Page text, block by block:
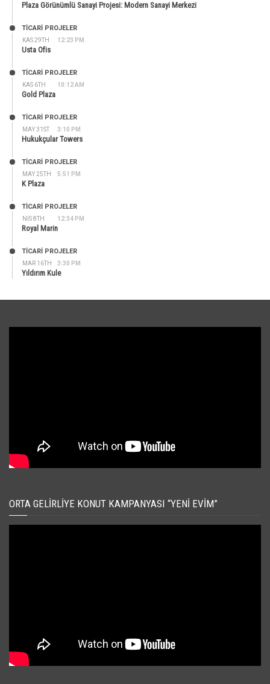
Plaza Görünümlü Sanayi Projesi: Modern Sanayi Merkezi
KAS 29TH 12:23 PM
TİCARİ PROJELER
Usta Ofis
KAS 6TH 10:12 AM
TİCARİ PROJELER
Gold Plaza
MAY 31ST 3:10 PM
TİCARİ PROJELER
Hukukçular Towers
MAY 25TH 5:51 PM
TİCARİ PROJELER
K Plaza
NIS 8TH 12:34 PM
TİCARİ PROJELER
Royal Marin
MAR 16TH 3:30 PM
TİCARİ PROJELER
Yıldırım Kule
ORTA GELIRLIYE KONUT KAMPANYASI “YENI EVIM”